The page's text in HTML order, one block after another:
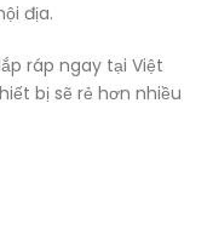
địa.
ráp ngay tại Việt
bị sẽ rẻ hơn nhiều